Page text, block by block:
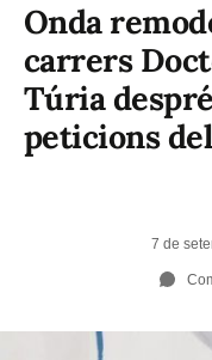
Onda
carrers
Túria
peticions
7 de